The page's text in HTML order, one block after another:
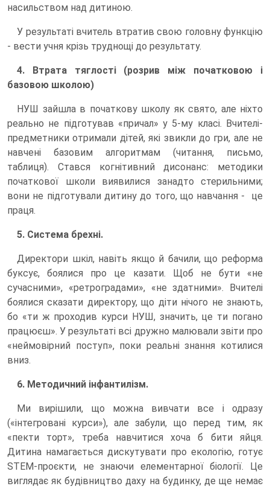
насильством над дитиною.
У результаті вчитель втратив свою головну функцію
- вести учня крізь труднощі до результату.
4. Втрата тяглості (розрив між початковою і
базовою школою)
НУШ зайшла в початкову школу як свято, але ніхто
реально не підготував «причал» у 5-му класі. Вчителі-
предметники отримали дітей, які звикли до гри, але не
навчені базовим алгоритмам (читання, письмо,
таблиця). Стався когнітивний дисонанс: методики
початкової школи виявилися занадто стерильними;
вони не підготували дитину до того, що навчання - це
праця.
5. Система брехні.
Директори шкіл, навіть якщо й бачили, що реформа
буксує, боялися про це казати. Щоб не бути «не
сучасними», «ретроградами», «не здатними». Вчителі
боялися сказати директору, що діти нічого не знають,
бо «ти ж проходив курси НУШ, значить, це ти погано
працюєш». У результаті всі дружно малювали звіти про
«неймовірний поступ», поки реальні знання котилися
вниз.
6. Методичний інфантилізм.
Ми вирішили, що можна вивчати все і одразу
(«інтегровані курси»), але забули, що перед тим, як
«пекти торт», треба навчитися хоча б бити яйця.
Дитина намагається дискутувати про екологію, готує
STEM-проєкти, не знаючи елементарної біології. Це
виглядає як будівництво даху на будинку, де ще немає